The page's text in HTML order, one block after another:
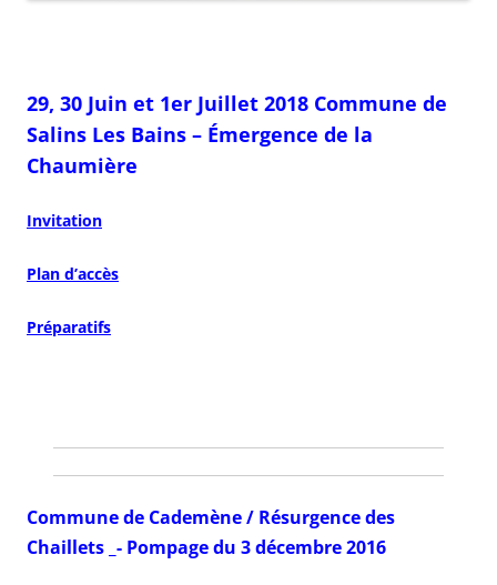
29, 30 Juin et 1er Juillet 2018 Commune de
Salins Les Bains – Émergence de la
Chaumière
Invitation
Plan d’accès
Préparatifs
Commune de Cademène / Résurgence des
Chaillets _- Pompage du 3 décembre 2016